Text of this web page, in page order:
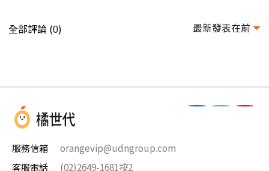
全部評論 (0) 最新發表在前
服務信箱
orangevip@udngroup.com
客服電話
(02)2649-1681按2